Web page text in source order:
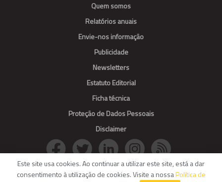
Quem somos
Relatórios anuais
Envie-nos informação
Publicidade
Newsletters
Estatuto Editorial
Ficha técnica
Proteção de Dados Pessoais
Disclaimer
Este site usa cookies. Ao continuar a utilizar este site, está a dar
consentimento à utilização de cookies. Visite a nossaPolítica de